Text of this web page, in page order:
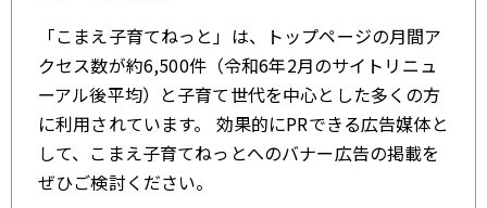
「こまえ子育てねっと」は、トップページの月間ア
クセス数が約6,500件（令和6年2月のサイトリニュ
ーアル後平均）と子育て世代を中心とした多くの方
に利用されています。 効果的にPRできる広告媒体と
して、こまえ子育てねっとへのバナー広告の掲載を
ぜひご検討ください。